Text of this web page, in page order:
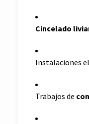
Cincelado
Instalaciones
Trabajos de